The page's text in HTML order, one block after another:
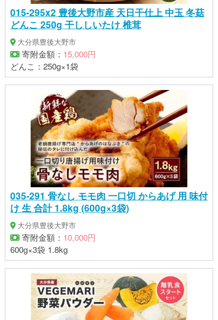
015-295x2 豊後大野市産 天日干仕上 中玉 冬菇
どんこ 250g 干ししいたけ 椎茸
大分県豊後大野市
寄附金額： 15,000円
どんこ：250g×1袋
035-291 骨なし モモ肉 一口切 からあげ 用 味付
け 生 合計 1.8kg (600g×3袋)
大分県豊後大野市
寄附金額： 10,000円
600g×3袋 1.8kg